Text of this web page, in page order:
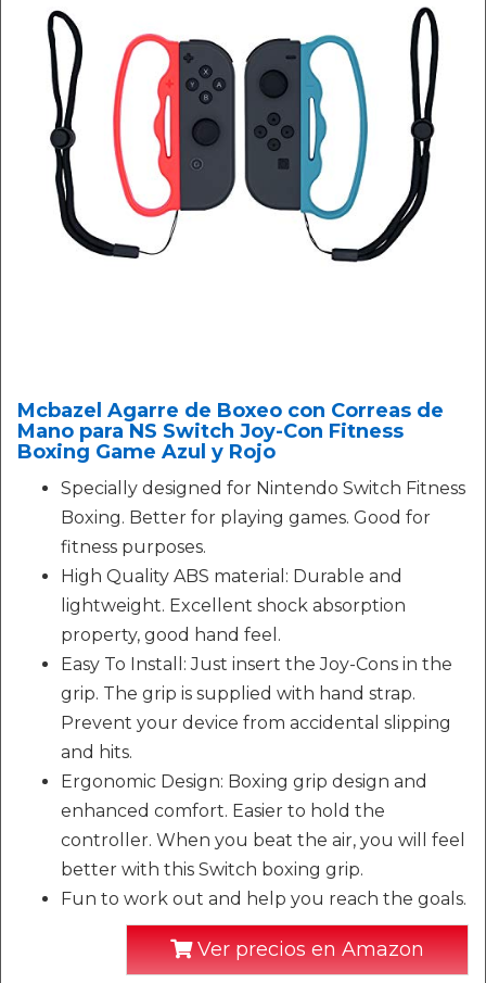
Mcbazel Agarre de Boxeo con Correas de
Mano para NS Switch Joy-Con Fitness
Boxing Game Azul y Rojo
Specially designed for Nintendo Switch Fitness
Boxing. Better for playing games. Good for
fitness purposes.
High Quality ABS material: Durable and
lightweight. Excellent shock absorption
property, good hand feel.
Easy To Install: Just insert the Joy-Cons in the
grip. The grip is supplied with hand strap.
Prevent your device from accidental slipping
and hits.
Ergonomic Design: Boxing grip design and
enhanced comfort. Easier to hold the
controller. When you beat the air, you will feel
better with this Switch boxing grip.
Fun to work out and help you reach the goals.
Ver precios en Amazon